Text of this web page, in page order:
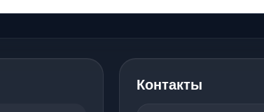
Контакты